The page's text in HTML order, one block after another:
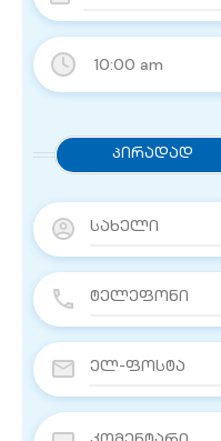
10:00 am
Პირადად